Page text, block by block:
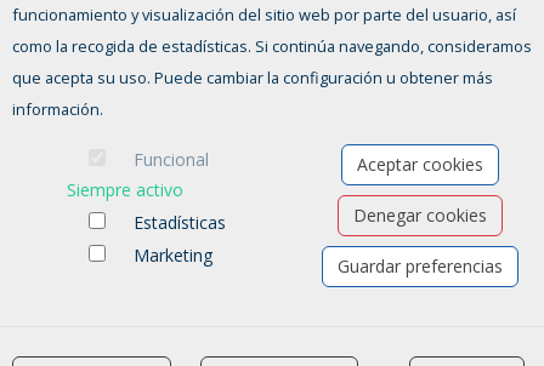
Ofertas de empleo
Formación
Aviso legal- Política de privacidad Política de Cookies-Accesibilidad
funcionamiento y visualización del sitio web por parte del usuario, así
como la recogida de estadísticas. Si continúa navegando, consideramos
que acepta su uso. Puede cambiar la configuración u obtener más
información.
Funcional
Siempre activo
Estadísticas
Marketing
Aceptar cookies
Denegar cookies
Guardar preferencias